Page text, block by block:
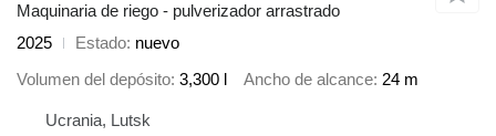
Maquinaria de riego - pulverizador arrastrado
2025
Estado nuevo
Volumen del depósito 3,300 l Ancho de alcance 24 m
Ucrania, Lutsk